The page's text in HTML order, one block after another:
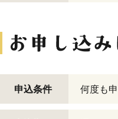
申込条件 何度も